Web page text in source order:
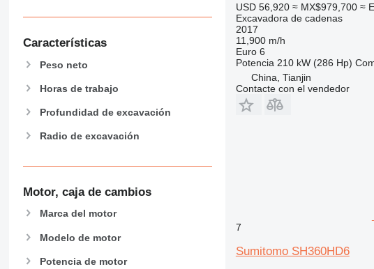
F-series
MH
NR
Características
Peso neto
Horas de trabajo
Profundidad de excavación
Radio de excavación
Motor, caja de cambios
Marca del motor
Modelo de motor
Potencia de motor
USD 56,920 ≈ MX$979,700 ≈
Excavadora de cadenas
2017
11,900 m/h
Euro 6
Potencia 210 kW (286 Hp)
China, Tianjin
Contacte con el vendedor
7
Sumitomo SH360HD6